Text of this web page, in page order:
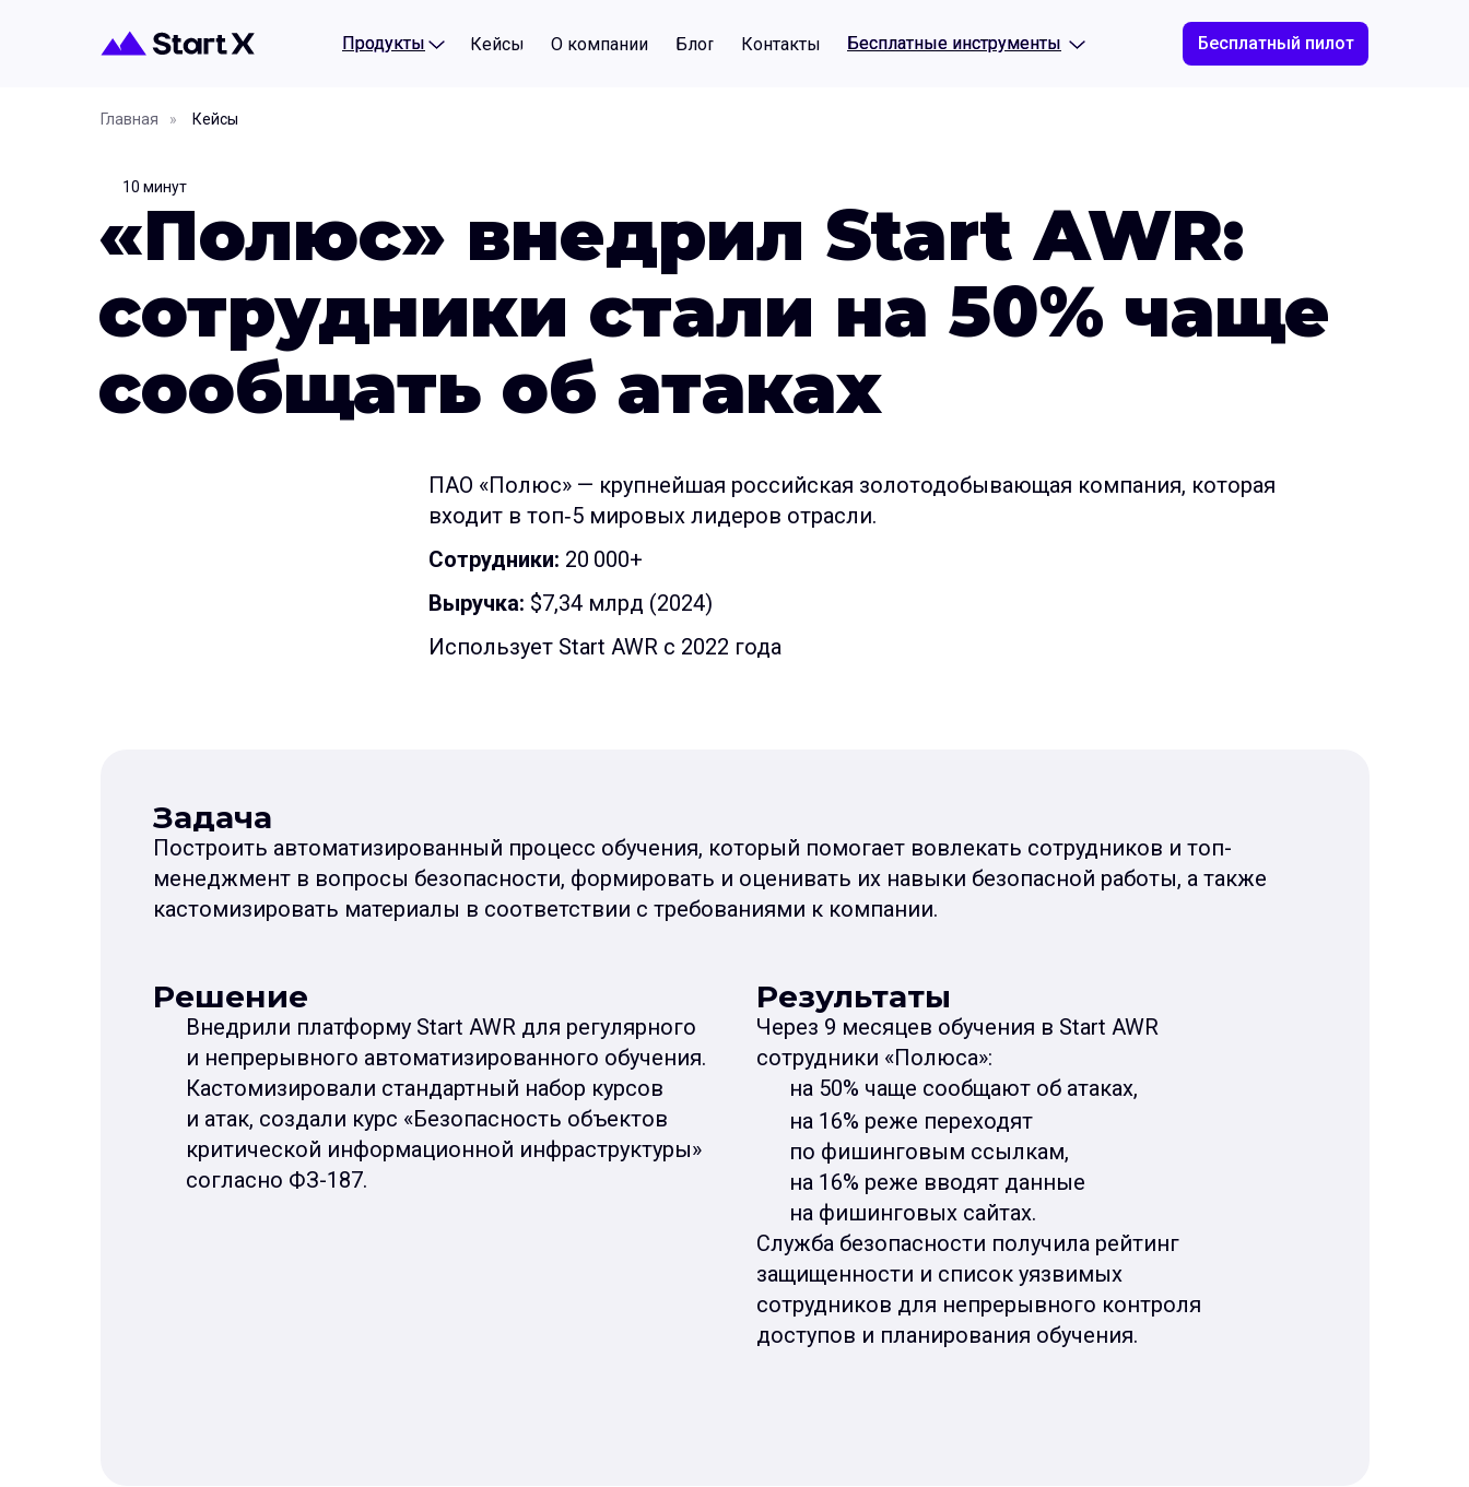
Бесплатный пилот
Бесплатные инструменты
Бесплатные инструменты
Продукты
Продукты Кейсы О компании Контакты
Блог
Главная » Кейсы
Использует Start AWR c 2022 года
Выручка: $7,34 млрд (2024)
Сотрудники: 20 000+
ПАО «Полюс» — крупнейшая российская золотодобывающая компания, которая
входит в топ­‑5 мировых лидеров отрасли.
«Полюс» внедрил Start AWR:
сотрудники стали на 50% чаще
сообщать об атаках
10 минут
Результаты
Через 9 месяцев обучения в Start AWR
сотрудники «Полюса»:
на 50% чаще сообщают об атаках,
на 16% реже переходят
по фишинговым ссылкам,
на 16% реже вводят данные
на фишинговых сайтах.
Служба безопасности получила рейтинг
защищенности и список уязвимых
сотрудников для непрерывного контроля
доступов и планирования обучения.
Решение
Внедрили платформу Start AWR для регулярного
и непрерывного автоматизированного обучения.
Кастомизировали стандартный набор курсов
и атак, создали курс «Безопасность объектов
критической информационной инфраструктуры»
согласно ФЗ-187.
Задача
Построить автоматизированный процесс обучения, который помогает вовлекать сотрудников и топ-
менеджмент в вопросы безопасности, формировать и оценивать их навыки безопасной работы, а также
кастомизировать материалы в соответствии с требованиями к компании.